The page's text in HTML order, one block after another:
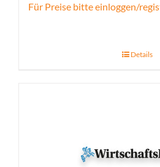
Für Preise bitte einloggen/
Details